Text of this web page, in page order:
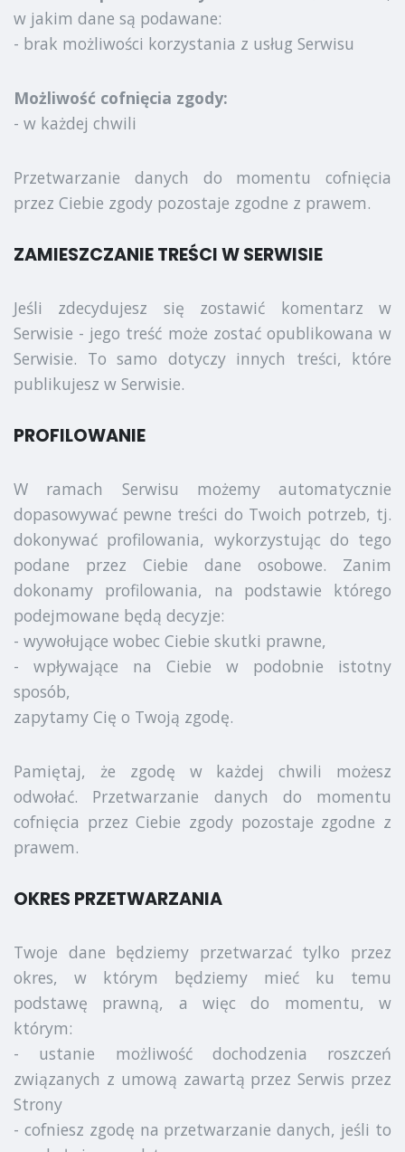
w jakim dane są podawane:
- brak możliwości korzystania z usług Serwisu
Możliwość cofnięcia zgody:
- w każdej chwili
Przetwarzanie danych do momentu cofnięcia
przez Ciebie zgody pozostaje zgodne z prawem.
ZAMIESZCZANIE TREŚCI W SERWISIE
Jeśli zdecydujesz się zostawić komentarz w
Serwisie - jego treść może zostać opublikowana w
Serwisie. To samo dotyczy innych treści, które
publikujesz w Serwisie.
PROFILOWANIE
W ramach Serwisu możemy automatycznie
dopasowywać pewne treści do Twoich potrzeb, tj.
dokonywać profilowania, wykorzystując do tego
podane przez Ciebie dane osobowe. Zanim
dokonamy profilowania, na podstawie którego
podejmowane będą decyzje:
- wywołujące wobec Ciebie skutki prawne,
- wpływające na Ciebie w podobnie istotny
sposób,
zapytamy Cię o Twoją zgodę.
Pamiętaj, że zgodę w każdej chwili możesz
odwołać. Przetwarzanie danych do momentu
cofnięcia przez Ciebie zgody pozostaje zgodne z
prawem.
OKRES PRZETWARZANIA
Twoje dane będziemy przetwarzać tylko przez
okres, w którym będziemy mieć ku temu
podstawę prawną, a więc do momentu, w
którym:
- ustanie możliwość dochodzenia roszczeń
związanych z umową zawartą przez Serwis przez
Strony
- cofniesz zgodę na przetwarzanie danych, jeśli to